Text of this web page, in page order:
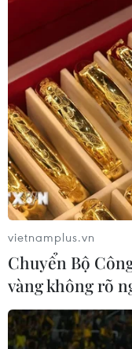
vietnamplus.vn
Chuyển Bộ
vàng không rõ